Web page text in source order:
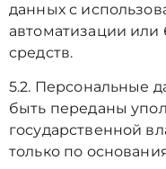
данных с
автоматизации или
средств.
5.2. Персональные
быть переданы
государственной
только по